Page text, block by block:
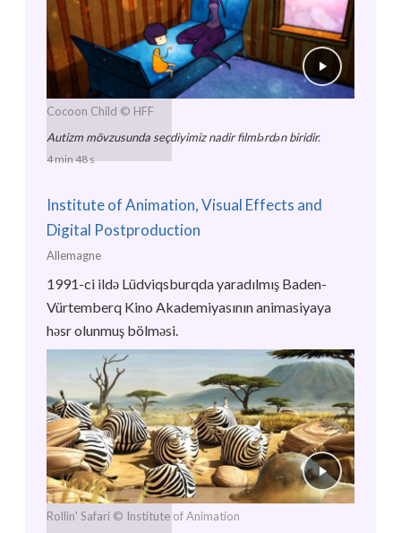
Cocoon Child © HFF
Autizm mövzusunda seçdiyimiz nadir filmlərdən biridir.
4 min 48 s
Institute of Animation, Visual Effects and
Digital Postproduction
Allemagne
1991-ci ildə Lüdviqsburqda yaradılmış Baden-
Vürtemberq Kino Akademiyasının animasiyaya
həsr olunmuş bölməsi.
Rollin' Safari © Institute of Animation